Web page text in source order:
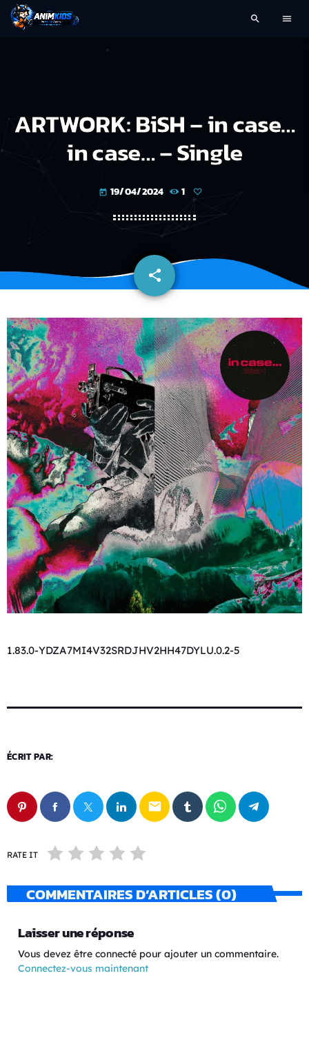
search menu
ARTWORK: BiSH – in case…
in case… – Single
today 19/04/2024 1
share
email
1.83.0-YDZA7MI4V32SRDJHV2HH47DYLU.0.2-5
ÉCRIT PAR:
email
RATE IT
COMMENTAIRES D’ARTICLES (0)
Laisser une réponse
Vous devez être connecté pour ajouter un commentaire.
Connectez-vous maintenant